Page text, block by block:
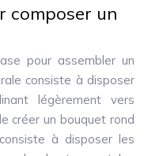
composer un
pour assembler un
consiste à disposer
légèrement vers
créer un bouquet rond
à disposer les